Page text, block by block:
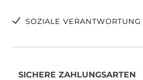
SOZIALE VERANTWORTUNG
SICHERE ZAHLUNGSARTEN